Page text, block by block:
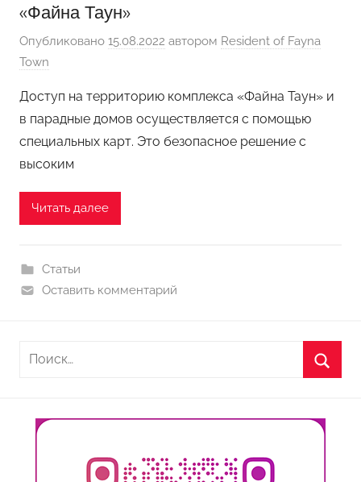
«Файна Таун»
Опубликовано 15.08.2022 автором Resident of Fayna
Town
Доступ на территорию комплекса «Файна Таун» и
в парадные домов осуществляется с помощью
специальных карт. Это безопасное решение с
высоким
Читать далее
Статьи
Оставить комментарий
Найти: